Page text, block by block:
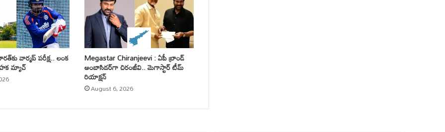
వార్మప్ పరీక్ష.. లంక
మ్యాచ్
Megastar Chiranjeevi : ఏపీ బ్రాండ్
అంబాసిడర్‌గా చిరంజీవి.. మెగాస్టార్ టీమ్
రియాక్షన్
August 6, 2026